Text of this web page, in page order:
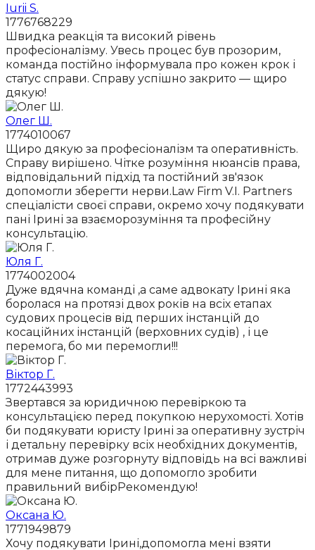
Iurii S.
1776768229
Швидка реакція та високий рівень
професіоналізму. Увесь процес був прозорим,
команда постійно інформувала про кожен крок і
статус справи. Справу успішно закрито — щиро
дякую!
Олег Ш.
1774010067
Щиро дякую за професіоналізм та оперативність.
Справу вирішено. Чітке розуміння нюансів права,
відповідальний підхід та постійний зв'язок
допомогли зберегти нерви.Law Firm V.I. Partners
спеціалісти своєї справи, окремо хочу подякувати
пані Ірині за взаєморозуміння та професійну
консультацію.
Юля Г.
1774002004
Дуже вдячна команді ,а саме адвокату Ірині яка
боролася на протязі двох років на всіх етапах
судових процесів від перших інстанцій до
косаційних інстанцій (верховних судів) , і це
перемога, бо ми перемогли!!!
Віктор Г.
1772443993
Звертався за юридичною перевіркою та
консультацією перед покупкою нерухомості. Хотів
би подякувати юристу Ірині за оперативну зустріч
і детальну перевірку всіх необхідних документів,
отримав дуже розгорнуту відповідь на всі важливі
для мене питання, що допомогло зробити
правильний вибірРекомендую!
Оксана Ю.
1771949879
Хочу подякувати Ірині,допомогла мені взяти